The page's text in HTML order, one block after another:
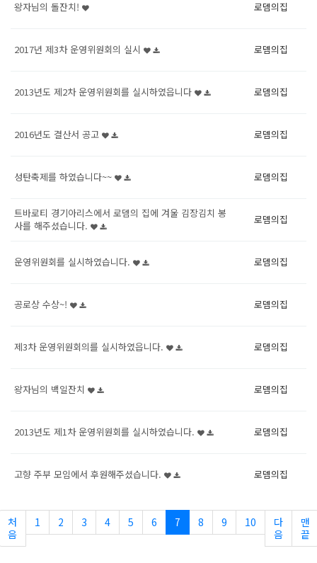
왕자님의 돌잔치! 로뎀의집
2017년 제3차 운영위원회의 실시 로뎀의집
2013년도 제2차 운영위원회를 실시하였읍니다 로뎀의집
2016년도 결산서 공고 로뎀의집
성탄축제를 하였습니다~~ 로뎀의집
트바로티 경기아리스에서 로뎀의 집에 겨울 김장김치 봉
사를 해주셨습니다.
로뎀의집
운영위원회를 실시하였습니다. 로뎀의집
공로상 수상~! 로뎀의집
제3차 운영위원회의를 실시하였읍니다. 로뎀의집
왕자님의 백일잔치 로뎀의집
2013년도 제1차 운영위원회를 실시하였습니다. 로뎀의집
고향 주부 모임에서 후원해주셨습니다. 로뎀의집
처
음
1 2 3 4 5 6 7 8 9 10
다
음
맨
끝